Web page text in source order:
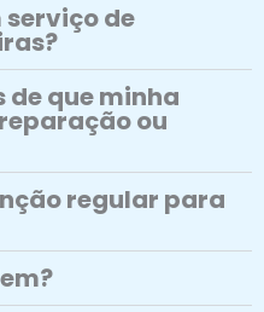
de
de que minha
ou
regular para